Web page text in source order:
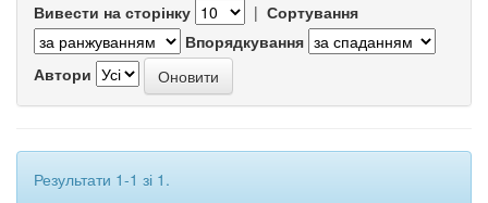
Вивести на сторінку | Сортування
Впорядкування
Автори
Результати 1-1 зі 1.